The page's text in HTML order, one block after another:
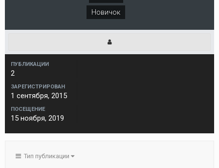
Новичок
ПУБЛИКАЦИИ
2
ЗАРЕГИСТРИРОВАН
1 сентября, 2015
ПОСЕЩЕНИЕ
15 ноября, 2019
Тип публикации